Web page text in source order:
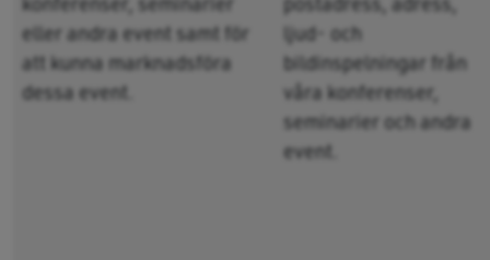
eller andra event samt för
att kunna marknadsföra
dessa event.
ljud- och
bildinspelningar från
våra konferenser,
seminarier och andra
event.